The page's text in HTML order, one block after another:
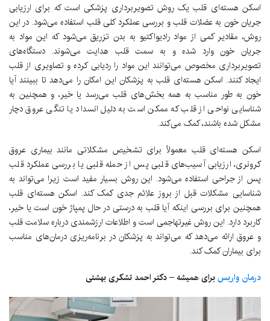
اسکن هسته‌ای قلب یک روش تصویربرداری پزشکی است که برای ارزیابی
جریان خون به عضلات قلب و بررسی عملکرد کلی قلب استفاده می‌شود. در این
روش، مقادیر کمی از مواد رادیواکتیو به بدن تزریق می‌شود که این مواد به
جریان خون وارد شده و به سمت قلب هدایت می‌شوند. دستگاه‌های
تصویربرداری مخصوص می‌توانند این مواد را ردیابی کرده و تصاویری از قلب
ایجاد کنند. اسکن هسته‌ای قلب به پزشکان این امکان را می‌دهد تا ببینند آیا
خون به طور مناسب به همه بخش‌های قلب می‌رسد یا خیر، و همچنین به
شناسایی نواحی از قلب که ممکن است به دلیل انسداد یا تنگی عروق دچار
مشکل شده باشند، کمک می‌کند.
اسکن هسته‌ای قلب معمولاً برای تشخیص مشکلاتی مانند بیماری عروق
کرونری، ارزیابی آسیب‌های قلبی پس از حمله قلبی یا بررسی عملکرد قلب
پس از جراحی استفاده می‌شود. این روش بسیار مفید است زیرا می‌تواند به
شناسایی مشکلات قبل از بروز علائم جدی کمک کند. اسکن هسته‌ای قلب
همچنین برای بررسی اینکه آیا قلب به درستی در حال پمپاژ خون است یا خیر،
کاربرد دارد. این روش غیرتهاجمی است و اطلاعات ارزشمندی درباره سلامت قلب
و عروق ارائه می‌دهد که می‌تواند به پزشکان در برنامه‌ریزی درمان‌های مناسب
برای بیماران کمک کند.
درمان واریسبرای همیشه – دکتر احمد تشکری بهشتی